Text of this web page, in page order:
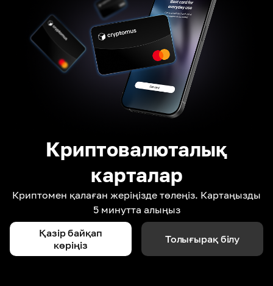
Криптовалюталық
карталар
Криптомен қалаған жеріңізде төлеңіз. Картаңызды
5 минутта алыңыз
Қазір байқап
көріңіз
Толығырақ білу